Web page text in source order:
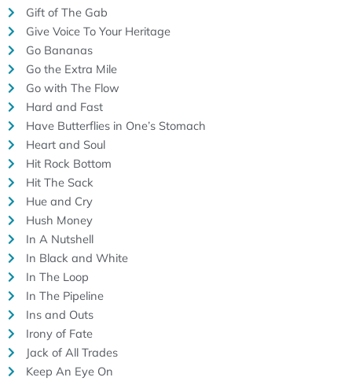
Gift of The Gab
Give Voice To Your Heritage
Go Bananas
Go the Extra Mile
Go with The Flow
Hard and Fast
Have Butterflies in One’s Stomach
Heart and Soul
Hit Rock Bottom
Hit The Sack
Hue and Cry
Hush Money
In A Nutshell
In Black and White
In The Loop
In The Pipeline
Ins and Outs
Irony of Fate
Jack of All Trades
Keep An Eye On